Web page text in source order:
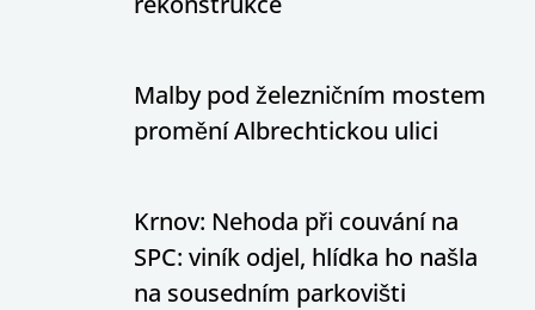
Malby pod železničním mostem
promění Albrechtickou ulici
Krnov: Nehoda při couvání na
SPC: viník odjel, hlídka ho našla
na sousedním parkovišti